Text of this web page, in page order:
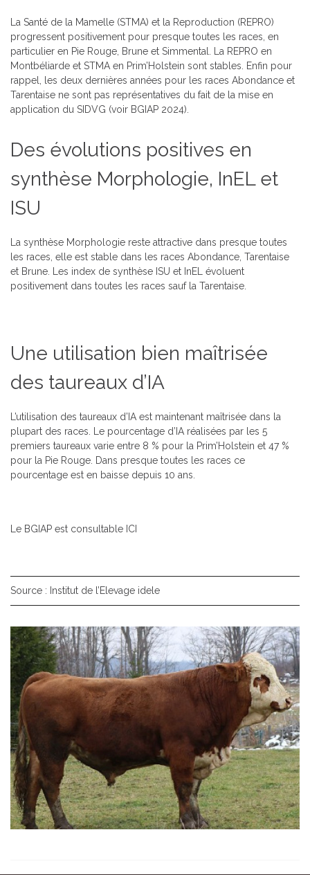
La Santé de la Mamelle (STMA) et la Reproduction (REPRO)
progressent positivement pour presque toutes les races, en
particulier en Pie Rouge, Brune et Simmental. La REPRO en
Montbéliarde et STMA en Prim’Holstein sont stables. Enfin pour
rappel, les deux dernières années pour les races Abondance et
Tarentaise ne sont pas représentatives du fait de la mise en
application du SIDVG (voir BGIAP 2024).
Des évolutions positives en
synthèse Morphologie, InEL et
ISU
La synthèse Morphologie reste attractive dans presque toutes
les races, elle est stable dans les races Abondance, Tarentaise
et Brune. Les index de synthèse ISU et InEL évoluent
positivement dans toutes les races sauf la Tarentaise.
Une utilisation bien maîtrisée
des taureaux d’IA
L’utilisation des taureaux d’IA est maintenant maîtrisée dans la
plupart des races. Le pourcentage d’IA réalisées par les 5
premiers taureaux varie entre 8 % pour la Prim’Holstein et 47 %
pour la Pie Rouge. Dans presque toutes les races ce
pourcentage est en baisse depuis 10 ans.
Le BGIAP est consultable ICI
Source : Institut de l’Elevage idele